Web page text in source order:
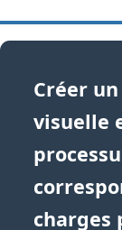
Créer
visuelle
charges